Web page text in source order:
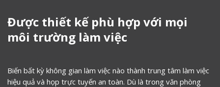
Được thiết kế phù hợp với mọi
môi trường làm việc
Biến bất kỳ không gian làm việc nào thành trung tâm làm việc
hiệu quả và họp trực tuyến an toàn. Dù là trong văn phòng